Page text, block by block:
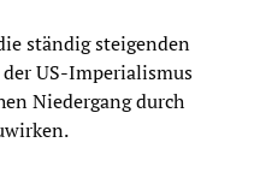
ständig steigenden
US-Imperialismus
Niedergang durch